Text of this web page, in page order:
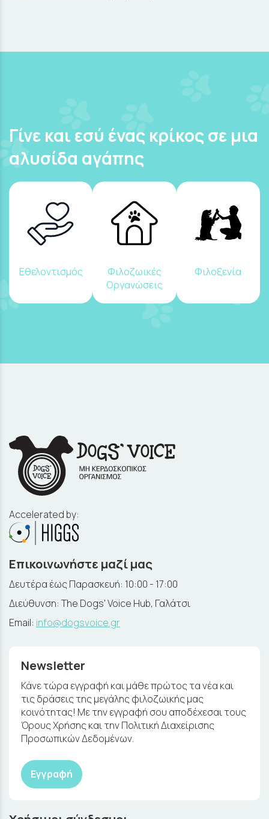
Γίνε και εσύ ένας κρίκος σε μια
αλυσίδα αγάπης
Εθελοντισμός
Φιλοζωικές
Οργανώσεις
Φιλοξενία
Accelerated by:
Επικοινωνήστε μαζί μας
Δευτέρα έως Παρασκευή: 10:00 - 17:00
Διεύθυνση: The Dogs' Voice Hub, Γαλάτσι
Email: info@dogsvoice.gr
Newsletter
Κάνε τώρα εγγραφή και μάθε πρώτος τα νέα και
τις δράσεις της μεγάλης φιλοζωικής μας
κοινότητας! Με την εγγραφή σου αποδέχεσαι τους
Όρους Χρήσης και την Πολιτική Διαχείρισης
Προσωπικών Δεδομένων.
Εγγραφή